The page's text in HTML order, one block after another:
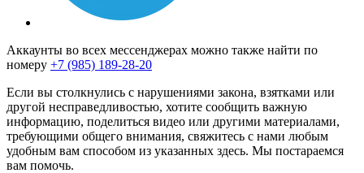
Аккаунты во всех мессенджерах можно также найти по
номеру +7 (985) 189-28-20
Если вы столкнулись с нарушениями закона, взятками или
другой несправедливостью, хотите сообщить важную
информацию, поделиться видео или другими материалами,
требующими общего внимания, свяжитесь с нами любым
удобным вам способом из указанных здесь. Мы постараемся
вам помочь.